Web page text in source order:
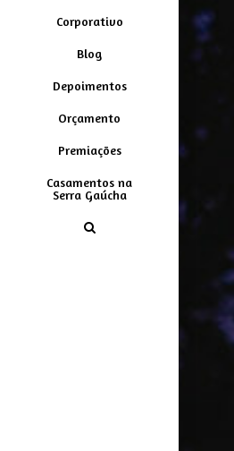
Corporativo
Blog
Depoimentos
Orçamento
Premiações
Casamentos na
Serra Gaúcha